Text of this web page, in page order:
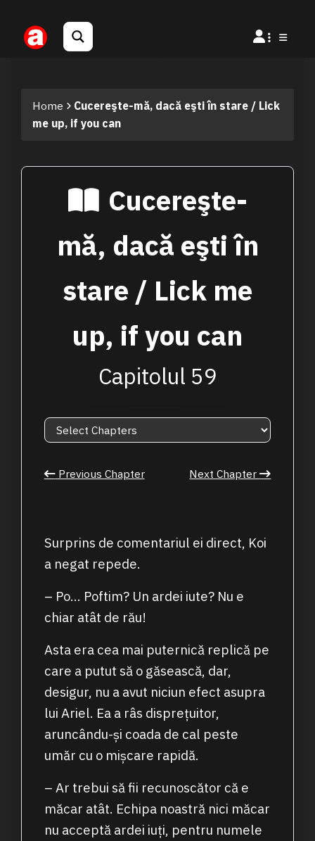
Home
Cucereşte-mă, dacă eşti în stare / Lick
me up, if you can
Cucereşte-
mă, dacă eşti în
stare / Lick me
up, if you can
Capitolul 59
Previous Chapter Next Chapter
Surprins de comentariul ei direct, Koi
a negat repede.
– Po… Poftim? Un ardei iute? Nu e
chiar atât de rău!
Asta era cea mai puternică replică pe
care a putut să o găsească, dar,
desigur, nu a avut niciun efect asupra
lui Ariel. Ea a râs disprețuitor,
aruncându-și coada de cal peste
umăr cu o mișcare rapidă.
– Ar trebui să fii recunoscător că e
măcar atât. Echipa noastră nici măcar
nu acceptă ardei iuți, pentru numele